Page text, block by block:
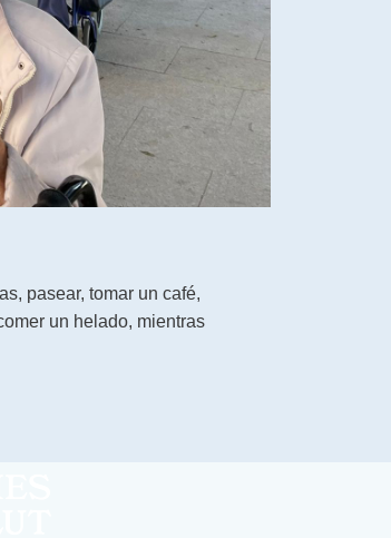
pasear, tomar un café,
un helado, mientras